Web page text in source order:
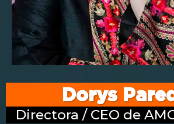
Dorys
Directora / CEO de